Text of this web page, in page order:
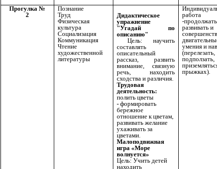
Прогулка №
2
Познание
Труд
Физическая
культура
Социализация
Коммуникация
Чтение
художественной
литературы
Дидактическое
упражнение
"Угадай по
описанию"
Цель: научить
составлять
описательный
рассказ, развить
внимание, связную
речь, находить
сходства и различия.
Трудовая
деятельность:
полить цветы
- формировать
бережное
отношение к цветам,
развивать желание
ухаживать за
цветами.
Малоподвижная
игра «Море
волнуется»
Цель: Учить детей
находить
работа
-продолжать
развивать и
умения и
(перелезать,
подползать,
прыжках).